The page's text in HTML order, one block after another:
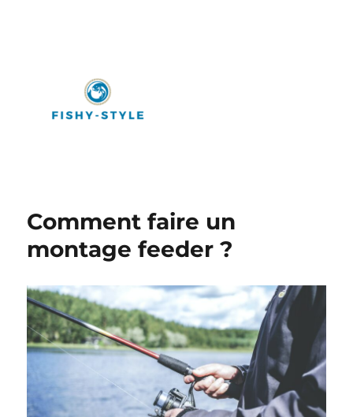
Comment faire un
montage feeder ?